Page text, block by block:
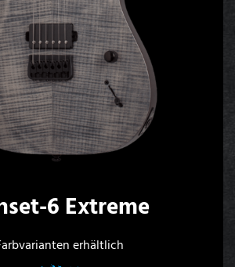
6 Extreme
erhältlich